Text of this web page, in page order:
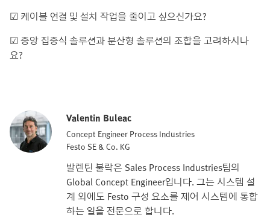
☑ 케이블 연결 및 설치 작업을 줄이고 싶으신가요?
☑ 중앙 집중식 솔루션과 분산형 솔루션의 조합을 고려하시나
요?
Valentin Buleac
Concept Engineer Process Industries
Festo SE & Co. KG
발렌틴 불락은 Sales Process Industries팀의
Global Concept Engineer입니다. 그는 시스템 설
계 외에도 Festo 구성 요소를 제어 시스템에 통합
하는 일을 전문으로 합니다.